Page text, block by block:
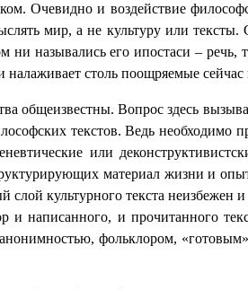
Очевидно и воздействие
мир, а не культуру или
ни назывались его ипостаси – речь,
налаживает столь поощряемые
общеизвестны. Вопрос здесь
текстов. Ведь необходимо
или
материал жизни и
культурного текста неизбежен
написанного, и прочитанного
анонимностью, фольклором,